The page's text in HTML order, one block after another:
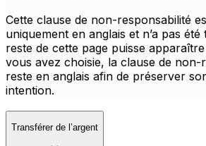
Cette clause de non-responsabilité
uniquement en anglais et n’a pas
reste de cette page puisse
vous avez choisie, la clause de non-
reste en anglais afin de préserver
intention.
Transférer de l’argent